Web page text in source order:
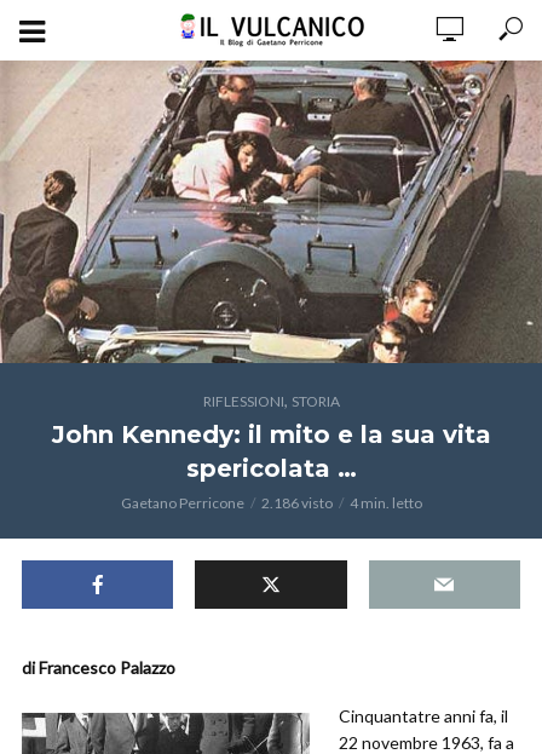
RIFLESSIONI, STORIA
John Kennedy: il mito e la sua vita
spericolata …
Gaetano Perricone 2.186 visto 4 min. letto
di Francesco Palazzo
Cinquantatre anni fa, il
22 novembre 1963, fa a